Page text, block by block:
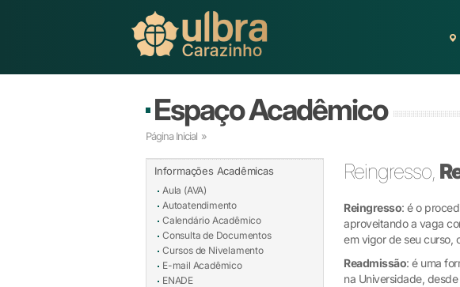
Espaço Acadêmico
Página Inicial »
Informações Acadêmicas
Aula (AVA)
Autoatendimento
Calendário Acadêmico
Consulta de Documentos
Cursos de Nivelamento
E-mail Acadêmico
ENADE
Reingresso,
Reingresso: é o
aproveitando a vaga
em vigor de seu curso,
Readmissão: é uma
na Universidade,